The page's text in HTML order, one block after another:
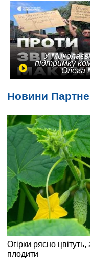
У
підтримку
Олега